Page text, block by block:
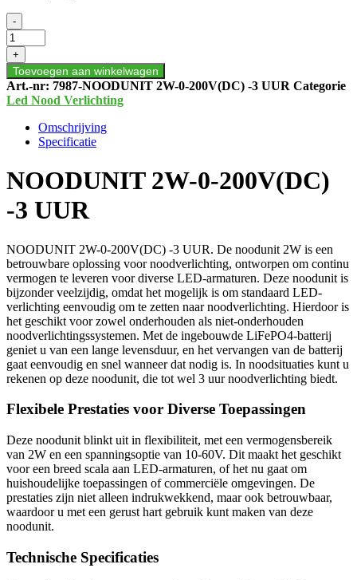
NOODUNIT
2W-
0-
200V(DC)
-3
UUR
aantal
-
+
Toevoegen aan winkelwagen
Art.-nr: 7987-NOODUNIT 2W-0-200V(DC) -3 UUR Categorie
Led Nood Verlichting
Omschrijving
Specificatie
NOODUNIT 2W-0-200V(DC)
-3 UUR
NOODUNIT 2W-0-200V(DC) -3 UUR. De noodunit 2W is een
betrouwbare oplossing voor noodverlichting, ontworpen om continu
vermogen te leveren voor diverse LED-armaturen. Deze noodunit is
bijzonder veelzijdig, omdat het mogelijk is om standaard LED-
verlichting eenvoudig om te zetten naar noodverlichting. Hierdoor is
het geschikt voor zowel onderhouden als niet-onderhouden
noodverlichtingssystemen. Met de ingebouwde LiFePO4-batterij
geniet u van een lange levensduur, en het vervangen van de batterij
gaat eenvoudig en snel wanneer dat nodig is. In noodsituaties kunt u
rekenen op deze noodunit, die tot wel 3 uur noodverlichting biedt.
Flexibele Prestaties voor Diverse Toepassingen
Deze noodunit blinkt uit in flexibiliteit, met een vermogensbereik
van 2W en een spanningsoptie van 10-60V. Dit maakt het geschikt
voor een breed scala aan LED-armaturen, of het nu gaat om
huishoudelijke toepassingen of commerciële omgevingen. De
prestaties zijn niet alleen indrukwekkend, maar ook betrouwbaar,
waardoor u met een gerust hart gebruik kunt maken van deze
noodunit.
Technische Specificaties